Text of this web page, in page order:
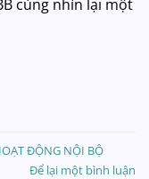
cùng nhìn lại một
ĐỘNG NỘI BỘ
Để lại một bình luận